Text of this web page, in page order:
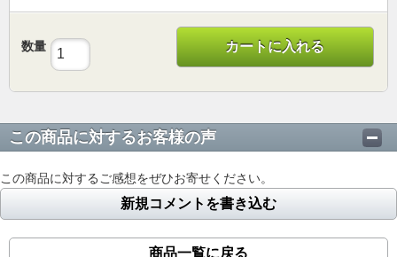
数量 カートに入れる
この商品に対するお客様の声
この商品に対するご感想をぜひお寄せください。
新規コメントを書き込む
商品一覧に戻る